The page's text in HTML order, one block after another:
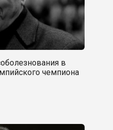
в
чемпиона